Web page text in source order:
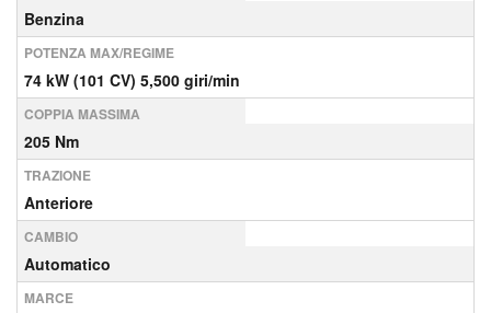
Benzina
POTENZA MAX/REGIME
74 kW (101 CV) 5,500 giri/min
COPPIA MASSIMA
205 Nm
TRAZIONE
Anteriore
CAMBIO
Automatico
MARCE